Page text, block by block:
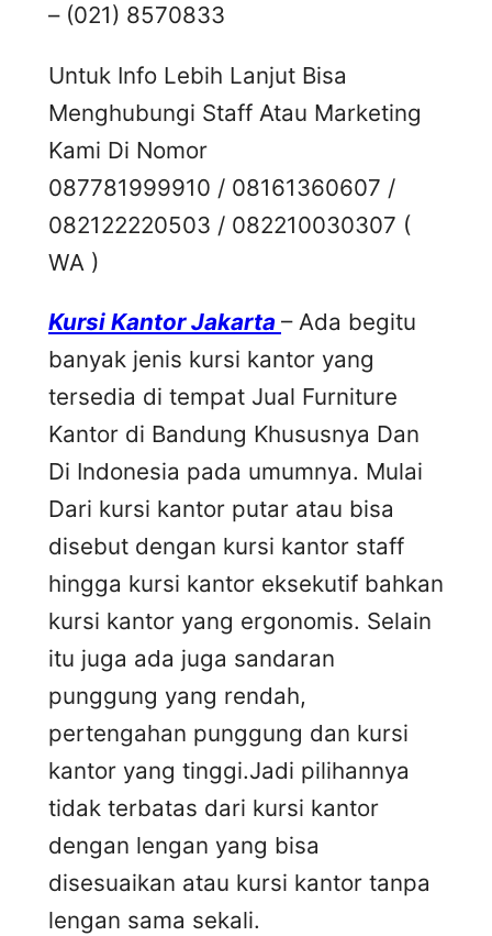
– (021) 8570833
Untuk Info Lebih Lanjut Bisa
Menghubungi Staff Atau Marketing
Kami Di Nomor
087781999910 / 08161360607 /
082122220503 / 082210030307 (
WA )
Kursi Kantor Jakarta – Ada begitu
banyak jenis kursi kantor yang
tersedia di tempat Jual Furniture
Kantor di Bandung Khususnya Dan
Di Indonesia pada umumnya. Mulai
Dari kursi kantor putar atau bisa
disebut dengan kursi kantor staff
hingga kursi kantor eksekutif bahkan
kursi kantor yang ergonomis. Selain
itu juga ada juga sandaran
punggung yang rendah,
pertengahan punggung dan kursi
kantor yang tinggi.Jadi pilihannya
tidak terbatas dari kursi kantor
dengan lengan yang bisa
disesuaikan atau kursi kantor tanpa
lengan sama sekali.